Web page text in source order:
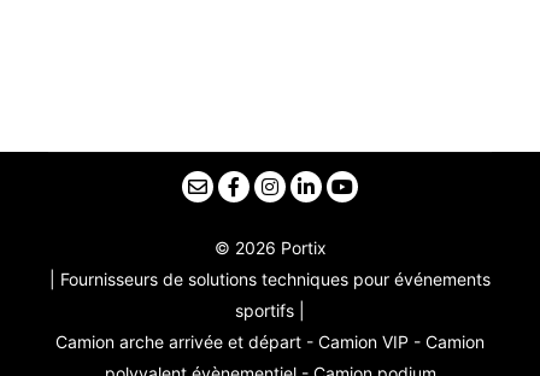
© 2026 Portix
| Fournisseurs de solutions techniques pour événements
sportifs |
Camion arche arrivée et départ - Camion VIP - Camion